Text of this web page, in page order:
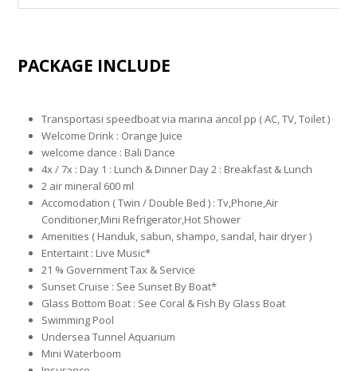
PACKAGE INCLUDE
Transportasi speedboat via marina ancol pp ( AC, TV, Toilet )
Welcome Drink : Orange Juice
welcome dance : Bali Dance
4x / 7x : Day 1 : Lunch & Dinner Day 2 : Breakfast & Lunch
2 air mineral 600 ml
Accomodation ( Twin / Double Bed ) : Tv,Phone,Air
Conditioner,Mini Refrigerator,Hot Shower
Amenities ( Handuk, sabun, shampo, sandal, hair dryer )
Entertaint : Live Music*
21 % Government Tax & Service
Sunset Cruise : See Sunset By Boat*
Glass Bottom Boat : See Coral & Fish By Glass Boat
Swimming Pool
Undersea Tunnel Aquarium
Mini Waterboom